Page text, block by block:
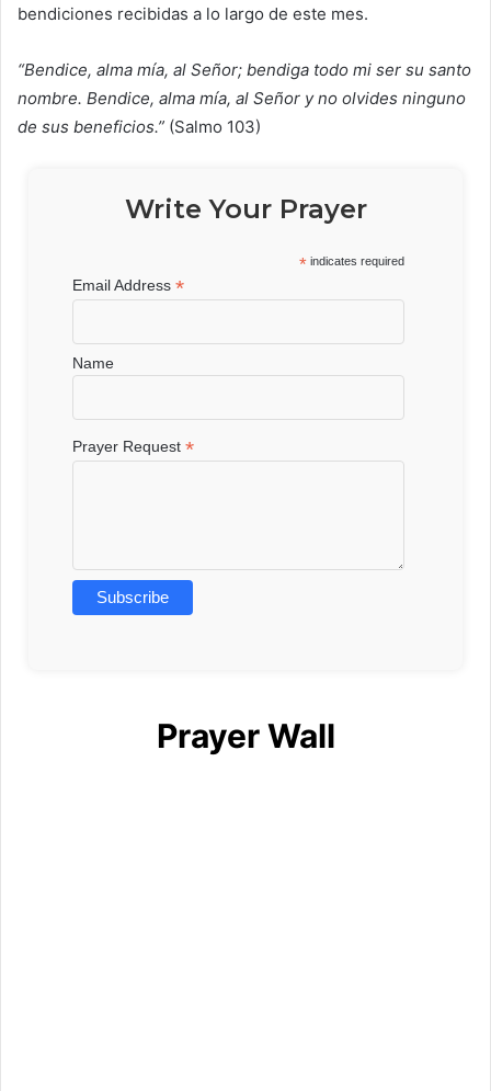
bendiciones recibidas a lo largo de este mes.
“Bendice, alma mía, al Señor; bendiga todo mi ser su santo
nombre. Bendice, alma mía, al Señor y no olvides ninguno
de sus beneficios.” (Salmo 103)
Write Your Prayer
* indicates required
Email Address*
Name
Prayer Request*
Prayer Wall